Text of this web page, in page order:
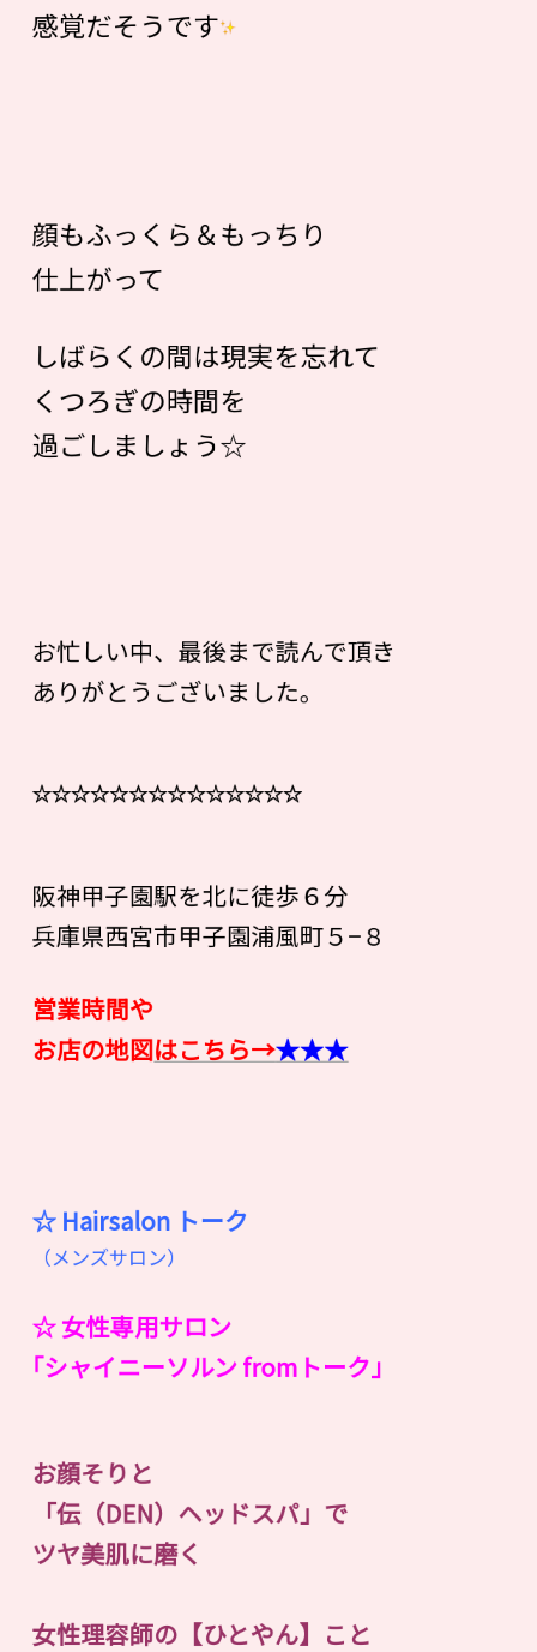
感覚だそうです
顔もふっくら＆もっちり
仕上がって
しばらくの間は現実を忘れて
くつろぎの時間を
過ごしましょう☆
お忙しい中、最後まで読んで頂き
ありがとうございました。
☆☆☆☆☆☆☆☆☆☆☆☆☆☆
阪神甲子園駅を北に徒歩６分
兵庫県西宮市甲子園浦風町５−８
営業時間や
お店の地図はこちら→★★★
☆ Hairsalon トーク
（メンズサロン）
☆ 女性専用サロン
｢シャイニーソルン fromトーク｣
お顔そりと
「伝（DEN）ヘッドスパ」で
ツヤ美肌に磨く
女性理容師の【ひとやん】こと